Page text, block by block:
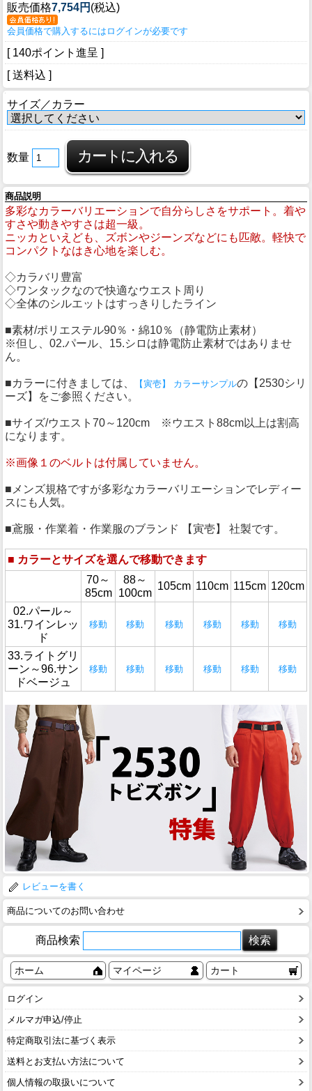
販売価格7,754円 (税込)
会員価格で購入するにはログインが必要です
[ 140ポイント進呈 ]
[ 送料込 ]
サイズ／カラー
数量
商品説明
多彩なカラーバリエーションで自分らしさをサポート。着や
すさや動きやすさは超一級。
ニッカといえども、ズボンやジーンズなどにも匹敵。軽快で
コンパクトなはき心地を楽しむ。
◇カラバリ豊富
◇ワンタックなので快適なウエスト周り
◇全体のシルエットはすっきりしたライン
■素材/ポリエステル90％・綿10％（静電防止素材）
※但し、02.パール、15.シロは静電防止素材ではありませ
ん。
■カラーに付きましては、 【寅壱】 カラーサンプルの【2530シリ
ーズ】をご参照ください。
■サイズ/ウエスト70～120cm ※ウエスト88cm以上は割高
になります。
※画像１のベルトは付属していません。
■メンズ規格ですが多彩なカラーバリエーションでレディー
スにも人気。
■鳶服・作業着・作業服のブランド 【寅壱】 社製です。
■ カラーとサイズを選んで移動できます
70～
85cm
88～
100cm
105cm 110cm 115cm 120cm
02.パール～
31.ワインレッ
ド
移動 移動 移動 移動 移動 移動
33.ライトグリ
ーン～96.サン
ドベージュ
移動 移動 移動 移動 移動 移動
レビューを書く
商品についてのお問い合わせ
商品検索
ホーム マイページ カート
ログイン
メルマガ申込/停止
特定商取引法に基づく表示
送料とお支払い方法について
個人情報の取扱いについて